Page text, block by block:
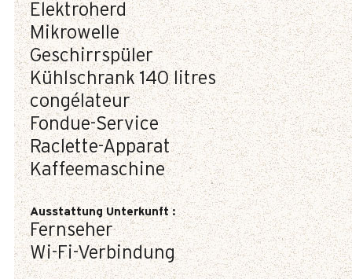
Elektroherd
Mikrowelle
Geschirrspüler
Kühlschrank 140 litres
congélateur
Fondue-Service
Raclette-Apparat
Kaffeemaschine
Ausstattung Unterkunft:
Fernseher
Wi-Fi-Verbindung